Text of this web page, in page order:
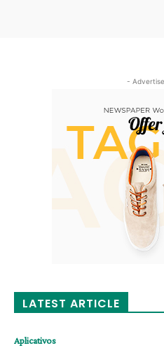
-
LATEST ARTICLE
Aplicativos